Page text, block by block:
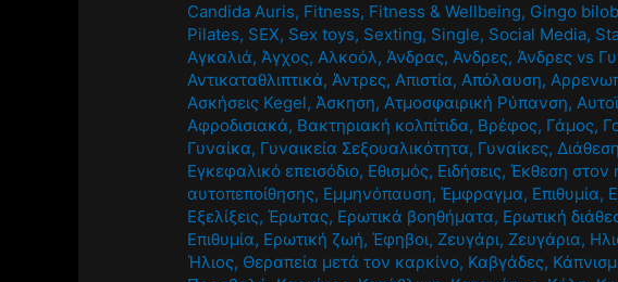
Candida Auris, Fitness, Fitness & Wellbeing, Gingo
Pilates, SEX, Sex toys, Sexting, Single, Social Media,
Αγκαλιά,Άγχος,Αλκοόλ,Άνδρας,Άνδρες,Άνδρες vs
Αντικαταθλιπτικά,Άντρες,Απιστία,Απόλαυση,
Ασκήσεις Kegel,Άσκηση,Ατμοσφαιρική Ρύπανση,
Αφροδισιακά, Βακτηριακή κολπίτιδα, Βρέφος, Γάμος,
Γυναίκα, Γυναικεία Σεξουαλικότητα, Γυναίκες,Διάθεση
Εγκεφαλικό επεισόδιο, Εθισμός, Ειδήσεις,Έκθεση στον
αυτοπεποίθησης, Εμμηνόπαυση,Έμφραγμα, Επιθυμία,
Εξελίξεις,Έρωτας, Ερωτικά βοηθήματα, Ερωτική
Επιθυμία, Ερωτική ζωή,Έφηβοι, Ζευγάρι, Ζευγάρια,
Ήλιος, Θεραπεία μετά τον καρκίνο, Καβγάδες,